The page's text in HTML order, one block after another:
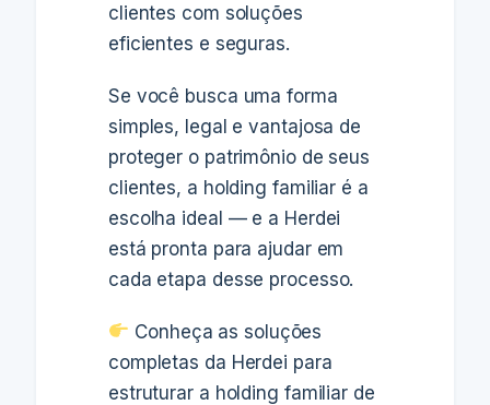
clientes com soluções
eficientes e seguras.
Se você busca uma forma
simples, legal e vantajosa de
proteger o patrimônio de seus
clientes, a holding familiar é a
escolha ideal — e a Herdei
está pronta para ajudar em
cada etapa desse processo.
Conheça as soluções
completas da Herdei para
estruturar a holding familiar de